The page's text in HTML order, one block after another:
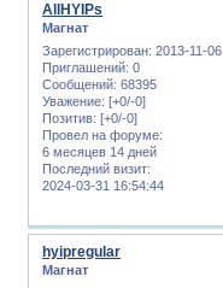
AllHYIPs
Магнат
Зарегистрирован: 2013-11-06
Приглашений: 0
Сообщений: 68395
Уважение: [+0/-0]
Позитив: [+0/-0]
Провел на форуме:
6 месяцев 14 дней
Последний визит:
2024-03-31 16:54:44
hyipregular
Магнат